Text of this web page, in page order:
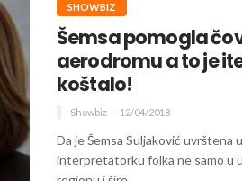
SHOWBIZ
Šemsa pomogla
aerodromu a to je
koštalo!
Showbiz 12/04/2018
Da je Šemsa Suljaković uvrštena
interpretatorku folka ne samo u